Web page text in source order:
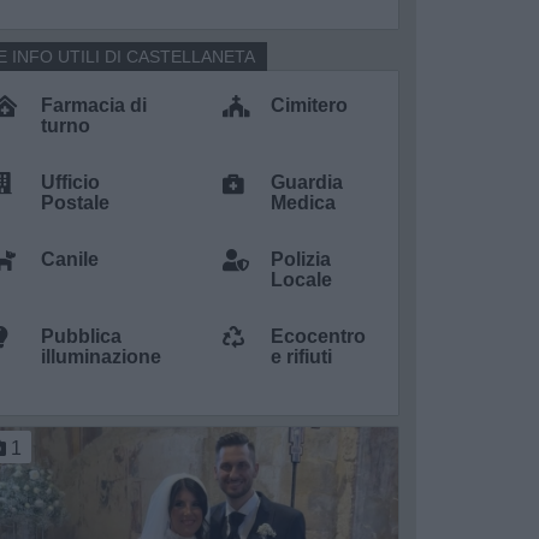
Farmacia di
turno
Cimitero
Ufficio
Postale
Guardia
Medica
Canile
Polizia
Locale
Pubblica
illuminazione
Ecocentro
e rifiuti
INFO UTILI DI CASTELLANETA
1